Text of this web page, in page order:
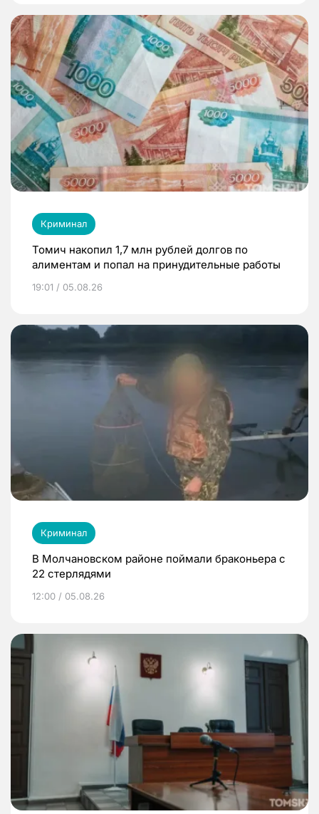
Криминал
Томич накопил 1,7 млн рублей долгов по
алиментам и попал на принудительные работы
19:01 / 05.08.26
Криминал
В Молчановском районе поймали браконьера с
22 стерлядями
12:00 / 05.08.26